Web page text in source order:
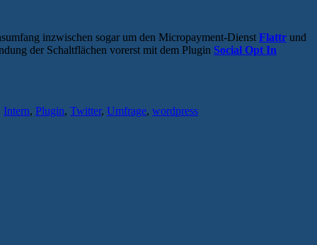
inzwischen sogar um den Micropayment-Dienst Flattr und
der Schaltflächen vorerst mit dem Plugin Social Opt In
Intern, Plugin, Twitter, Umfrage, wordpress